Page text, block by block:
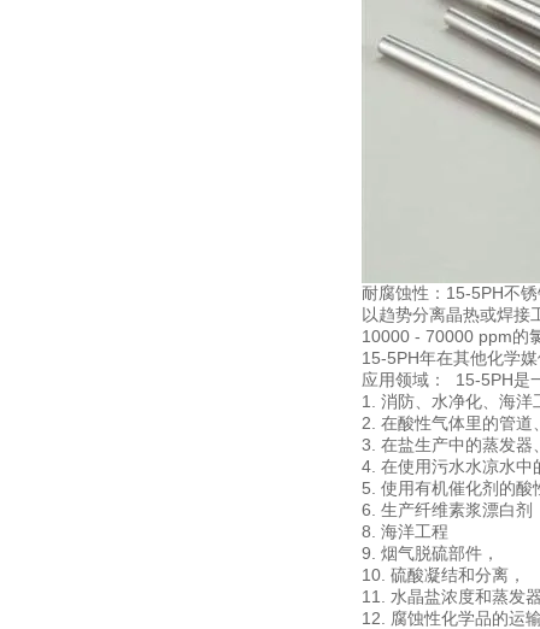
耐腐蚀性：15-5PH不
以趋势分离晶热或焊接
10000 - 70000 ppm的
15-5PH年在其他化学
应用领域： 15-5PH是
1. 消防、水净化、海
2. 在酸性气体里的管
3. 在盐生产中的蒸发
4. 在使用污水水凉水
5. 使用有机催化剂的
6. 生产纤维素浆漂白剂
8. 海洋工程
9. 烟气脱硫部件，
10. 硫酸凝结和分离，
11. 水晶盐浓度和蒸发
12. 腐蚀性化学品的运